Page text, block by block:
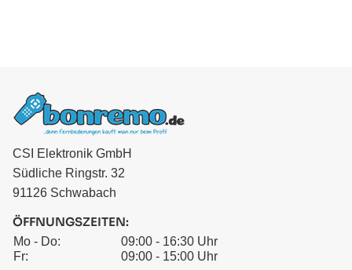
CSI Elektronik GmbH
Südliche Ringstr. 32
91126 Schwabach
ÖFFNUNGSZEITEN:
Mo - Do:
09:00 - 16:30 Uhr
Fr:
09:00 - 15:00 Uhr